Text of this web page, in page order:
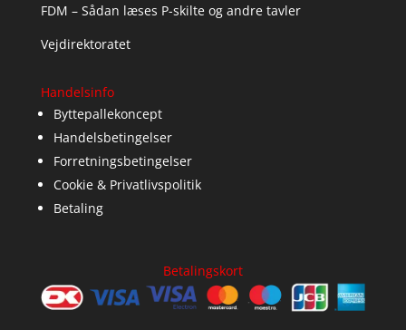
FDM – Sådan læses P-skilte og andre tavler
Vejdirektoratet
Handelsinfo
Byttepallekoncept
Handelsbetingelser
Forretningsbetingelser
Cookie & Privatlivspolitik
Betaling
Betalingskort